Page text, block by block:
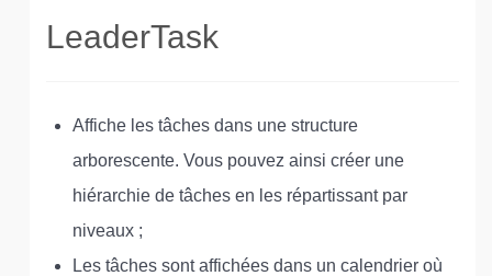
LeaderTask
Affiche les tâches dans une structure
arborescente. Vous pouvez ainsi créer une
hiérarchie de tâches en les répartissant par
niveaux ;
Les tâches sont affichées dans un calendrier où